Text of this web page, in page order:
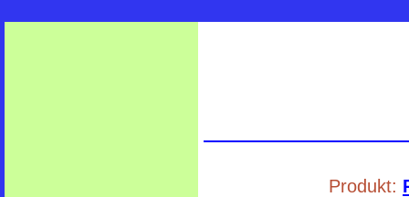
Produkt: